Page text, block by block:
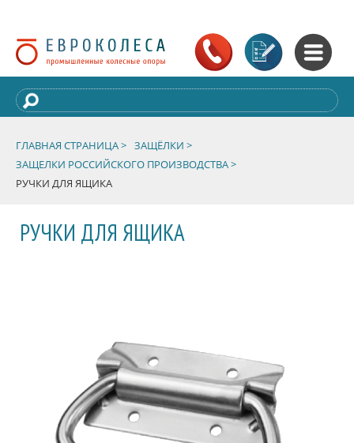
ГЛАВНАЯ СТРАНИЦА > ЗАЩЁЛКИ >
ЗАЩЕЛКИ РОССИЙСКОГО ПРОИЗВОДСТВА >
РУЧКИ ДЛЯ ЯЩИКА
РУЧКИ ДЛЯ ЯЩИКА